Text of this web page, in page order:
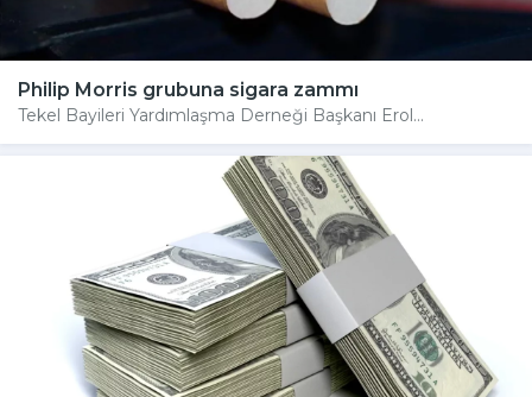
Philip Morris grubuna sigara zammı
Tekel Bayileri Yardımlaşma Derneği Başkanı Erol...